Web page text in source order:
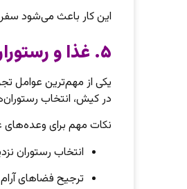
این کار باعث می‌شود
۵. غذا و رستوران‌ها: تجربه آرامش در وعده‌ها
یکی از مهم‌ترین عوامل
در کیش، انتخاب
نکات مهم برای
انتخاب رستوران
ترجیح فضاهای